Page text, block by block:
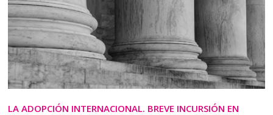
LA ADOPCIÓN INTERNACIONAL. BREVE INCURSIÓN EN